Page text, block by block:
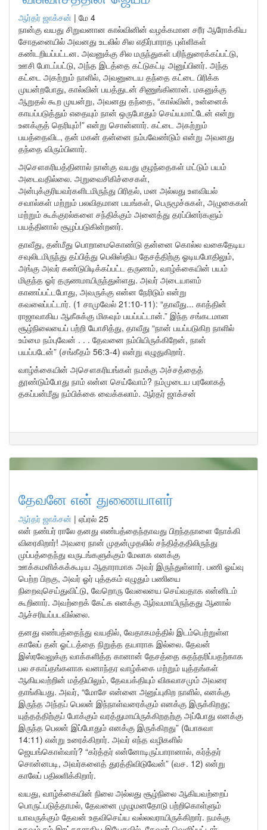
ஆர்தர் ஜாக்சன் | மே 4
நான்கு வயது சிறுவனான கால்வினின் வழக்கமான சரீர ஆரோக்கிய
சோதனையில் அவனது உடலில் சில எதிர்பாராத புள்ளிகள்
கண்டறியப்பட்டன. அவனுக்கு சில மருந்துகள் பரிந்துரைக்கப்பட்டு,
ஊசி போடப்பட்டு, அந்த இடத்தை கட்டுகட்டி அனுப்பினர். அந்த
கட்டை அகற்றும் நாளில், அவனுடைய தந்தை கட்டை பிரிக்க
முயன்றபோது, கால்வின் பயத்துடன் சிணுங்கினான். மகனுக்கு
ஆறுதல் கூற முயன்று, அவனது தந்தை, “கால்வின், உன்னைக்
காயப்படுத்தும் எதையும் நான் ஒருபோதும் செய்யமாட்டேன் என்று
உனக்குத் தெரியும்!” என்று சொன்னார். கட்டை அகற்றும்
பயத்தைவிட, தன் மகன் தன்னை நம்பவேண்டும் என்று அவனது
தந்தை விரும்பினார்.
அசௌகரியத்தினால் நான்கு வயது குழந்தைகள் மட்டும் பயம்
அடைவதில்லை. அறுவைசிகிச்சைகள்,
அன்புக்குரியவர்களிடமிருந்து பிரிதல், மன அல்லது உளவியல்
சவால்கள் மற்றும் பலவிதமான பயங்கள், பெருமூச்சுகள், அழுகைகள்
மற்றும் கூக்குரல்களை சந்திக்கும் அனைத்து தரப்பினர்களும்
பயத்தினால் சூழப்படுகின்றனர்.
தாவீது, தன்மீது பொறாமைகொண்டு தன்னை கொல்ல வகைதேடிய
சவுலிடமிருந்து தப்பித்து பெலிஸ்திய தேசத்திற்கு ஓடியபோதிலும்,
அங்கு அவர் கண்டுபிடிக்கப்பட்ட தருணம், வாழ்க்கையின் பயம்
மிகுந்த ஓர் தருணமாயிருந்துள்ளது. அவர் அடையாளம்
காணப்பட்டபோது, அவருக்கு என்ன நேரிடும் என்று
கவலைப்பட்டார். (1 சாமுவேல் 21:10-11): “தாவீது... காத்தின்
ராஜாவாகிய ஆகீசுக்கு மிகவும் பயப்பட்டான்.” இந்த சங்கடமான
சூழ்நிலையைப் பற்றி யோசித்து, தாவீது “நான் பயப்படுகிற நாளில்
உம்மை நம்புவேன் . . . தேவனை நம்பியிருக்கிறேன், நான்
பயப்படேன்” (சங்கீதம் 56:3-4) என்று எழுதுகிறார்.
வாழ்க்கையின் அசௌகரியங்கள் நமக்கு அச்சத்தைத்
தூண்டும்போது நாம் என்ன செய்வோம்? நம்முடைய பரலோகத்
தகப்பன்மீது நம்பிக்கை வைக்கலாம். ஆர்தர் ஜாக்சன்
தேவனே என் துணையாளர்
ஆர்தர் ஜாக்சன் | ஏப்ரல் 25
என் நண்பர் ராலே தனது எண்பத்தைந்தாவது பிறந்தநாளை நோக்கி
விரைகிறார்! அவரை நான் முதன்முதலில் சந்தித்ததிலிருந்து
முப்பத்தைந்து வருடங்களுக்கும் மேலாக எனக்கு
ஊக்கமளிக்கக்கூடிய ஆதாராமாக அவர் இருந்துள்ளார். பணி ஓய்வு
பெற்ற பிறகு, அவர் ஓர் புத்தகம் எழுதும் பணியை
நிறைவுசெய்துவிட்டு, வேறொரு வேலையை செய்வதாக என்னிடம்
கூறினார். அவற்றைக் கேட்க எனக்கு ஆர்வமாயிருந்தது ஆனால்
ஆச்சரியப்படவில்லை.
தனது எண்பத்தைந்து வயதில், வேதாகமத்தில் இடம்பெற்றுள்ள
காலேப் தன் ஓட்டத்தை நிறுத்த தயாராக இல்லை. தேவன்
இஸ்ரவேலுக்கு வாக்களித்த கானான் தேசத்தை சுதந்தரிப்பதற்காக
பல சகாப்தங்களாக வனாந்தர வாழ்க்கை மற்றும் யுத்தங்கள்
ஆகியவற்றின் மத்தியிலும், தேவபக்தியும் விசுவாசமும் அவரை
தாங்கியது. அவர், “மோசே என்னை அனுப்புகிற நாளில், எனக்கு
இருந்த அந்தப் பெலன் இந்நாள்வரைக்கும் எனக்கு இருக்கிறது;
யுத்தத்திற்குப் போக்கும் வரத்துமாயிருக்கிறதற்கு அப்போது எனக்கு
இருந்த பெலன் இப்போதும் எனக்கு இருக்கிறது” (யோசுவா
14:11) என்று உரைக்கிறார். அவர் எந்த வழிகளில்
ஜெயங்கொள்வார்? “கர்த்தர் என்னோடிருப்பாரானால், கர்த்தர்
சொன்னபடி, அவர்களைத் துரத்திவிடுவேன்” (வச. 12) என்று
காலேப் பதிலளிக்கிறார்.
வயது, வாழ்க்கையின் நிலை அல்லது சூழ்நிலை ஆகியவற்றைப்
பொருட்படுத்தாமல், தேவனை முழுமனதோடு பற்றிகொள்ளும்
யாவருக்கும் தேவன் உதவிசெய்ய வல்லவராயிருக்கிறார். நமக்கு